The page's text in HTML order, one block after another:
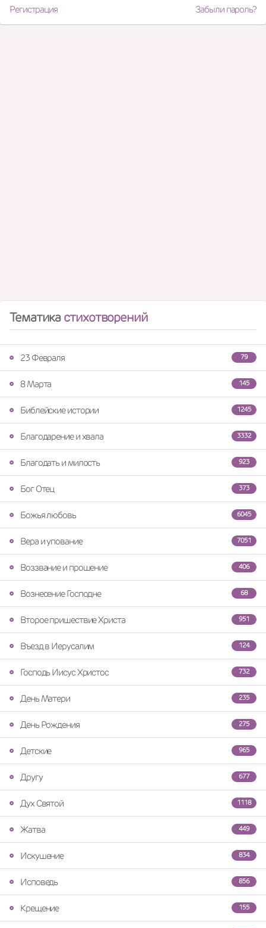
Регистрация Забыли пароль?
Тематикастихотворений
79
23 Февраля
145
8 Марта
1245
Библейские истории
3332
Благодарение и хвала
923
Благодать и милость
373
Бог Отец
6045
Божья любовь
7051
Вера и упование
406
Воззвание и прошение
68
Вознесение Господне
951
Второе пришествие Христа
124
Въезд в Иерусалим
732
Господь Иисус Христос
235
День Матери
275
День Рождения
965
Детские
677
Другу
1118
Дух Святой
449
Жатва
834
Искушение
856
Исповедь
155
Крещение